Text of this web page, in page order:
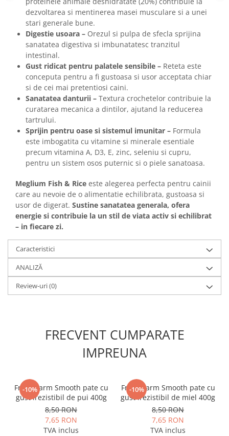
dezvoltarea si mentinerea masei musculare si a unei
stari generale bune.
Digestie usoara – Orezul si pulpa de sfecla sprijina
sanatatea digestiva si imbunatatesc tranzitul
intestinal.
Gust ridicat pentru palatele sensibile – Reteta este
conceputa pentru a fi gustoasa si usor acceptata chiar
si de cei mai pretentiosi caini.
Sanatatea danturii – Textura crochetelor contribuie la
curatarea mecanica a dintilor, ajutand la reducerea
tartrului.
Sprijin pentru oase si sistemul imunitar – Formula
este imbogatita cu vitamine si minerale esentiale
precum vitamina A, D3, E, zinc, seleniu si cupru,
pentru un sistem osos puternic si o piele sanatoasa.
Meglium Fish & Rice este alegerea perfecta pentru cainii
care au nevoie de o alimentatie echilibrata, gustoasa si
usor de digerat. Sustine sanatatea generala, ofera
energie si contribuie la un stil de viata activ si echilibrat
– in fiecare zi.
Caracteristici
ANALIZĂ
Review-uri(0)
FRECVENT CUMPARATE
IMPREUNA
-10%
Fresh Farm Smooth pate cu
gust irezistibil de pui 400g
8,50 RON
7,65 RON
TVA inclus
-10%
Fresh Farm Smooth pate cu
gust irezistibil de miel 400g
8,50 RON
7,65 RON
TVA inclus